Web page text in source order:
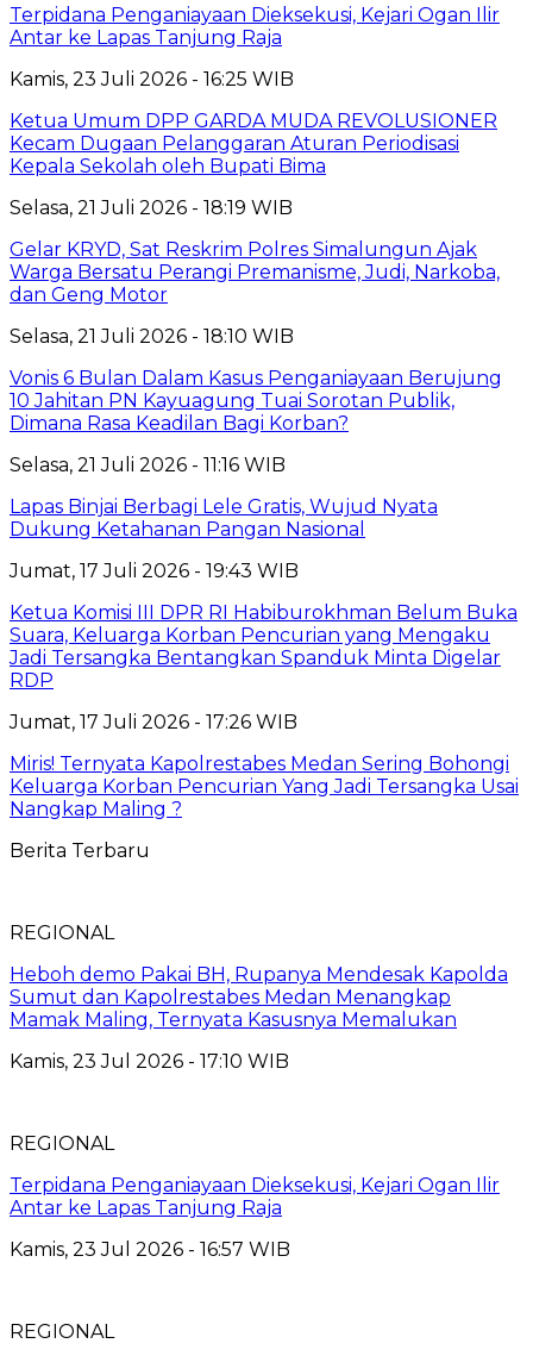
Terpidana Penganiayaan Dieksekusi, Kejari Ogan Ilir
Antar ke Lapas Tanjung Raja
Kamis, 23 Juli 2026 - 16:25 WIB
Ketua Umum DPP GARDA MUDA REVOLUSIONER
Kecam Dugaan Pelanggaran Aturan Periodisasi
Kepala Sekolah oleh Bupati Bima
Selasa, 21 Juli 2026 - 18:19 WIB
Gelar KRYD, Sat Reskrim Polres Simalungun Ajak
Warga Bersatu Perangi Premanisme, Judi, Narkoba,
dan Geng Motor
Selasa, 21 Juli 2026 - 18:10 WIB
Vonis 6 Bulan Dalam Kasus Penganiayaan Berujung
10 Jahitan PN Kayuagung Tuai Sorotan Publik,
Dimana Rasa Keadilan Bagi Korban?
Selasa, 21 Juli 2026 - 11:16 WIB
Lapas Binjai Berbagi Lele Gratis, Wujud Nyata
Dukung Ketahanan Pangan Nasional
Jumat, 17 Juli 2026 - 19:43 WIB
Ketua Komisi III DPR RI Habiburokhman Belum Buka
Suara, Keluarga Korban Pencurian yang Mengaku
Jadi Tersangka Bentangkan Spanduk Minta Digelar
RDP
Jumat, 17 Juli 2026 - 17:26 WIB
Miris! Ternyata Kapolrestabes Medan Sering Bohongi
Keluarga Korban Pencurian Yang Jadi Tersangka Usai
Nangkap Maling ?
Berita Terbaru
REGIONAL
Heboh demo Pakai BH, Rupanya Mendesak Kapolda
Sumut dan Kapolrestabes Medan Menangkap
Mamak Maling, Ternyata Kasusnya Memalukan
Kamis, 23 Jul 2026 - 17:10 WIB
REGIONAL
Terpidana Penganiayaan Dieksekusi, Kejari Ogan Ilir
Antar ke Lapas Tanjung Raja
Kamis, 23 Jul 2026 - 16:57 WIB
REGIONAL